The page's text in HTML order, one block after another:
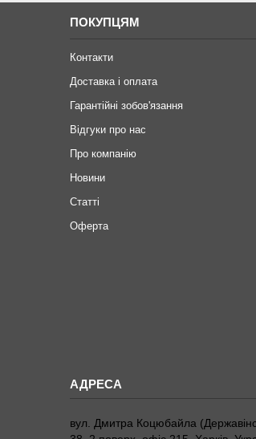
ПОКУПЦЯМ
Контакти
Доставка і оплата
Гарантійні зобов'язання
Відгуки про нас
Про компанію
Новини
Статті
Оферта
вул. Дмитра Коцюбайла